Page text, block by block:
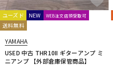
ユーズド NEW WEB注文店頭受取可
送料無料
YAMAHA
USED 中古 THR10II ギターアンプ ミ
ニアンプ 【外部倉庫保管商品】